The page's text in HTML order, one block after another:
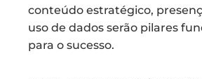
conteúdo estratégico,
uso de dados serão pilares
para o sucesso.